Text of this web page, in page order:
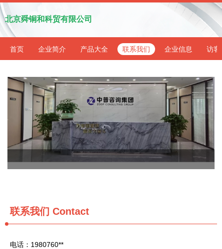
北京舜铜和科贸有限公司
首页 企业简介 产品大全 联系我们 企业信息 访客
联系我们 Contact
电话：1980760**